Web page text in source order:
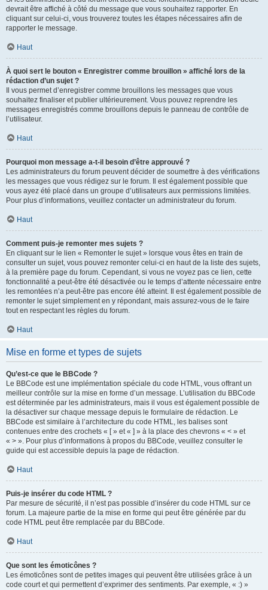
devrait être affiché à côté du message que vous souhaitez rapporter. En
cliquant sur celui-ci, vous trouverez toutes les étapes nécessaires afin de
rapporter le message.
Haut
À quoi sert le bouton « Enregistrer comme brouillon » affiché lors de la
rédaction d’un sujet ?
Il vous permet d’enregistrer comme brouillons les messages que vous
souhaitez finaliser et publier ultérieurement. Vous pouvez reprendre les
messages enregistrés comme brouillons depuis le panneau de contrôle de
l’utilisateur.
Haut
Pourquoi mon message a-t-il besoin d’être approuvé ?
Les administrateurs du forum peuvent décider de soumettre à des vérifications
les messages que vous rédigez sur le forum. Il est également possible que
vous ayez été placé dans un groupe d’utilisateurs aux permissions limitées.
Pour plus d’informations, veuillez contacter un administrateur du forum.
Haut
Comment puis-je remonter mes sujets ?
En cliquant sur le lien « Remonter le sujet » lorsque vous êtes en train de
consulter un sujet, vous pouvez remonter celui-ci en haut de la liste des sujets,
à la première page du forum. Cependant, si vous ne voyez pas ce lien, cette
fonctionnalité a peut-être été désactivée ou le temps d’attente nécessaire entre
les remontées n’a peut-être pas encore été atteint. Il est également possible de
remonter le sujet simplement en y répondant, mais assurez-vous de le faire
tout en respectant les règles du forum.
Haut
Mise en forme et types de sujets
Qu’est-ce que le BBCode ?
Le BBCode est une implémentation spéciale du code HTML, vous offrant un
meilleur contrôle sur la mise en forme d’un message. L’utilisation du BBCode
est déterminée par les administrateurs, mais il vous est également possible de
la désactiver sur chaque message depuis le formulaire de rédaction. Le
BBCode est similaire à l’architecture du code HTML, les balises sont
contenues entre des crochets « [ » et « ] » à la place des chevrons « < » et
« > ». Pour plus d’informations à propos du BBCode, veuillez consulter le
guide qui est accessible depuis la page de rédaction.
Haut
Puis-je insérer du code HTML ?
Par mesure de sécurité, il n’est pas possible d’insérer du code HTML sur ce
forum. La majeure partie de la mise en forme qui peut être générée par du
code HTML peut être remplacée par du BBCode.
Haut
Que sont les émoticônes ?
Les émoticônes sont de petites images qui peuvent être utilisées grâce à un
code court et qui permettent d’exprimer des sentiments. Par exemple, « :) »